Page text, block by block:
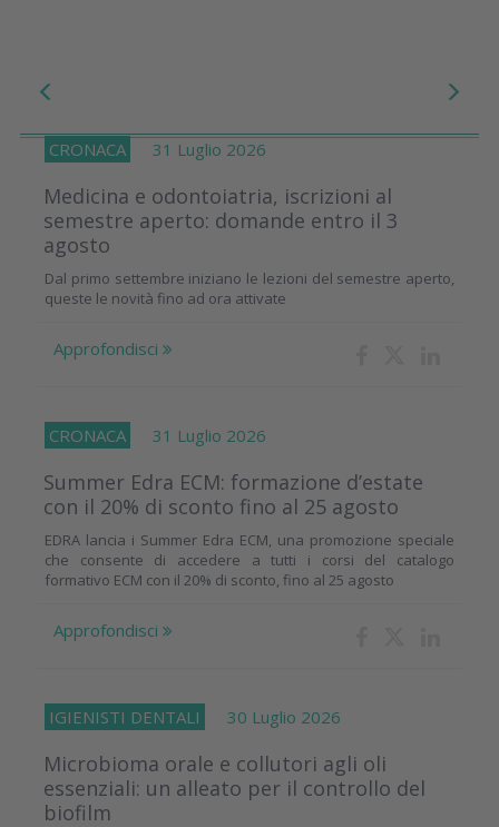
CRONACA 31 Luglio 2026
Medicina e odontoiatria, iscrizioni al
semestre aperto: domande entro il 3
agosto
Dal primo settembre iniziano le lezioni del semestre aperto,
queste le novità fino ad ora attivate
Approfondisci
CRONACA 31 Luglio 2026
Summer Edra ECM: formazione d’estate
con il 20% di sconto fino al 25 agosto
EDRA lancia i Summer Edra ECM, una promozione speciale
che consente di accedere a tutti i corsi del catalogo
formativo ECM con il 20% di sconto, fino al 25 agosto
Approfondisci
IGIENISTI DENTALI 30 Luglio 2026
Microbioma orale e collutori agli oli
essenziali: un alleato per il controllo del
biofilm